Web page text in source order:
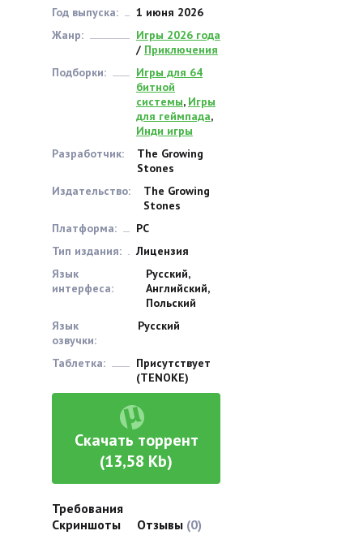
Год выпуска:
1 июня 2026
Жанр:
Игры 2026 года
/ Приключения
Подборки:
Игры для 64
битной
системы, Игры
для геймпада,
Инди игры
Разработчик:
The Growing
Stones
Издательство:
The Growing
Stones
Платформа:
PC
Тип издания:
Лицензия
Язык
интерфеса:
Русский,
Английский,
Польский
Язык
озвучки:
Русский
Таблетка:
Присутствует
(TENOKE)
Скачать торрент
(13,58 Kb)
Требования
Скриншоты
Отзывы (0)